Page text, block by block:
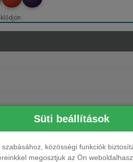
Süti beállítások
közösségi funkciók
megosztjuk az Ön